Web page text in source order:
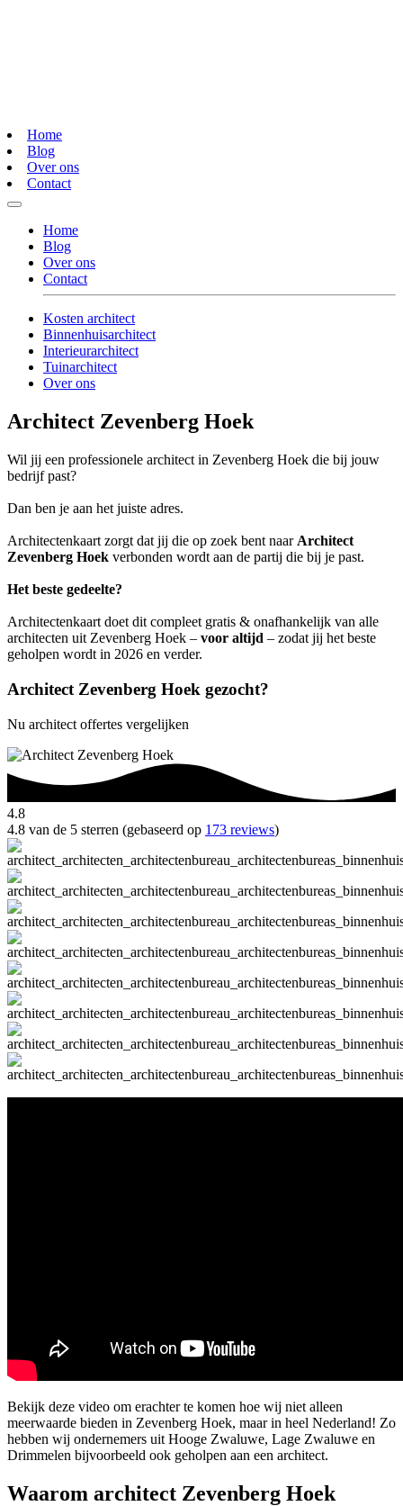
Home
Blog
Over ons
Contact
Home
Blog
Over ons
Contact
Kosten architect
Binnenhuisarchitect
Interieurarchitect
Tuinarchitect
Over ons
Architect Zevenberg Hoek
Wil jij een professionele architect in Zevenberg Hoek die bij jouw
bedrijf past?
Dan ben je aan het juiste adres.
Architectenkaart zorgt dat jij die op zoek bent naar Architect
Zevenberg Hoek verbonden wordt aan de partij die bij je past.
Het beste gedeelte?
Architectenkaart doet dit compleet gratis & onafhankelijk van alle
architecten uit Zevenberg Hoek – voor altijd – zodat jij het beste
geholpen wordt in 2026 en verder.
Architect Zevenberg Hoek gezocht?
Nu architect offertes vergelijken
4.8
4.8 van de 5 sterren (gebaseerd op 173 reviews)
Bekijk deze video om erachter te komen hoe wij niet alleen
meerwaarde bieden in Zevenberg Hoek, maar in heel Nederland! Zo
hebben wij ondernemers uit Hooge Zwaluwe, Lage Zwaluwe en
Drimmelen bijvoorbeeld ook geholpen aan een architect.
Waarom architect Zevenberg Hoek